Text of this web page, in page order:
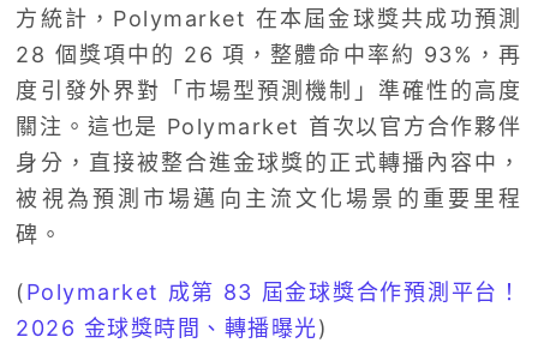
方統計，Polymarket 在本屆金球獎共成功預測
28 個獎項中的 26 項，整體命中率約 93%，再
度引發外界對「市場型預測機制」準確性的高度
關注。這也是 Polymarket 首次以官方合作夥伴
身分，直接被整合進金球獎的正式轉播內容中，
被視為預測市場邁向主流文化場景的重要里程
碑。
(Polymarket 成第 83 屆金球獎合作預測平台！
2026 金球獎時間、轉播曝光)